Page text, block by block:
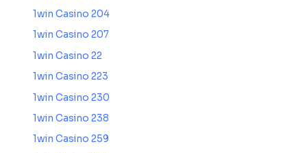
1win Casino 204
1win Casino 207
1win Casino 22
1win Casino 223
1win Casino 230
1win Casino 238
1win Casino 259